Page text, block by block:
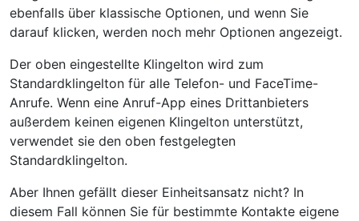
ebenfalls über klassische Optionen, und wenn Sie
darauf klicken, werden noch mehr Optionen angezeigt.
Der oben eingestellte Klingelton wird zum
Standardklingelton für alle Telefon- und FaceTime-
Anrufe. Wenn eine Anruf-App eines Drittanbieters
außerdem keinen eigenen Klingelton unterstützt,
verwendet sie den oben festgelegten
Standardklingelton.
Aber Ihnen gefällt dieser Einheitsansatz nicht? In
diesem Fall können Sie für bestimmte Kontakte eigene